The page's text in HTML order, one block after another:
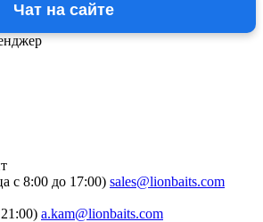
Чат на сайте
c 8:00 до 17:00) sales@lionbaits.com
a.kam@lionbaits.com